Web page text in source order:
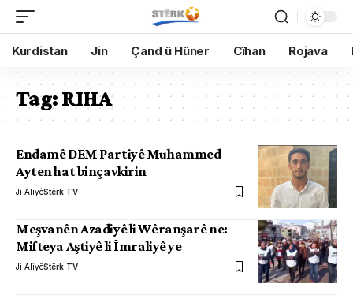
Kurdistan Jin Çand û Hûner Cîhan Rojava
Tag:RIHA
Endamê DEM Partiyê Muhammed
Ayten hat binçavkirin
Ji AliyêStêrk TV
Meşvanên Azadiyê li Wêranşarê ne:
Mifteya Aştiyê li Îmraliyê ye
Ji AliyêStêrk TV